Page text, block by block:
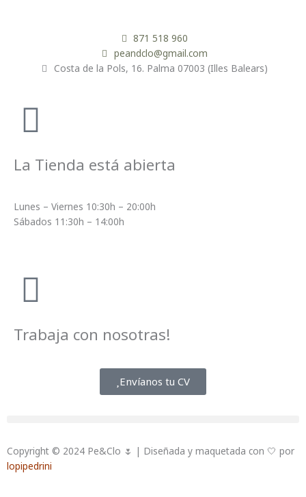
a
e
s
r
871 518 960
peandclo@gmail.com
Costa de la Pols, 16. Palma 07003 (Illes Balears)
La Tienda está abierta
Lunes – Viernes 10:30h – 20:00h
Sábados 11:30h – 14:00h
Trabaja con nosotras!
Envíanos tu CV
Copyright © 2024 Pe&Clo 🌷 | Diseñada y maquetada con 🤍 por
lopipedrini